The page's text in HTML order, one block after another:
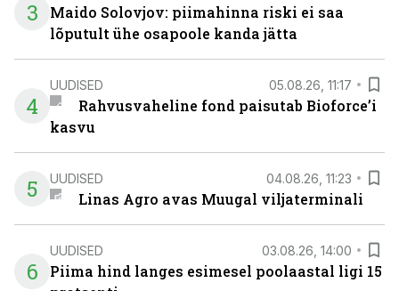
3
Maido Solovjov: piimahinna riski ei saa
lõputult ühe osapoole kanda jätta
4
UUDISED 05.08.26, 11:17
Rahvusvaheline fond paisutab Bioforce’i
kasvu
5 UUDISED 04.08.26, 11:23
Linas Agro avas Muugal viljaterminali
6
UUDISED 03.08.26, 14:00
Piima hind langes esimesel poolaastal ligi 15